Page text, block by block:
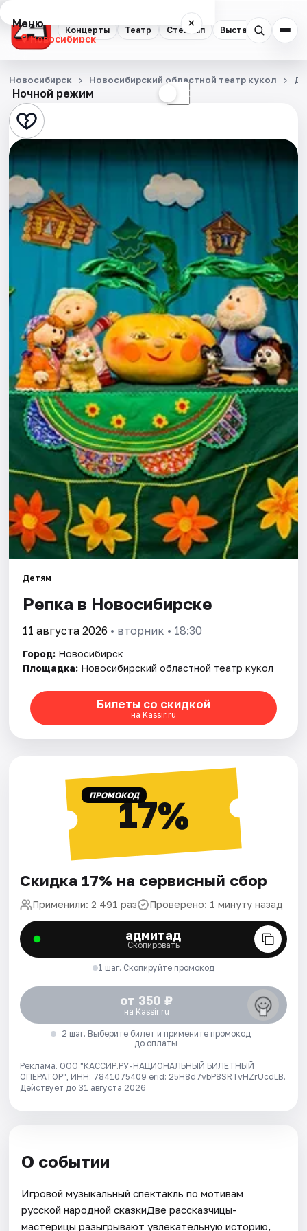
Концерты Театр Стендап Выставки
Меню ×
Новосибирск
Концерты
Театр
Стендап
Квесты
Экскурсии
События
Города
Площадки
Артисты
Рейтинги
Ночной режим ☾
Новосибирск Новосибирский областной театр кукол
Детям
Репка в Новосибирске
11 августа 2026 • вторник • 18:30
Город: Новосибирск
Площадка: Новосибирский областной театр кукол
Билеты со скидкой
на Kassir.ru
ПРОМОКОД17%
Скидка 17% на сервисный сбор
Применили: 2 491 раз Проверено: 1 минуту назад
адмитад
Скопировать
1 шаг. Скопируйте промокод
от 350 ₽
на Kassir.ru
2 шаг. Выберите билет и примените промокод
до оплаты
Реклама. ООО "КАССИР.РУ-НАЦИОНАЛЬНЫЙ БИЛЕТНЫЙ
ОПЕРАТОР", ИНН: 7841075409 erid: 25H8d7vbP8SRTvHZrUcdLB.
Действует до 31 августа 2026
О событии
Игровой музыкальный спектакль по мотивам
русской народной сказкиДве рассказчицы-
мастерицы разыгрывают увлекательную историю,